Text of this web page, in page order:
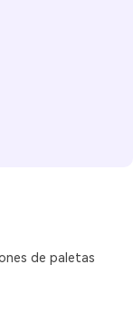
de paletas